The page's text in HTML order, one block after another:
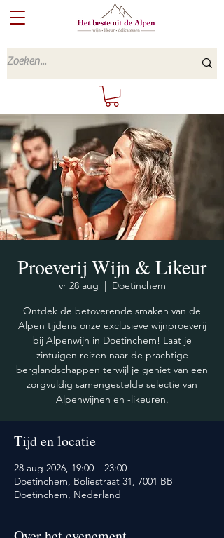
Proeverij Wijn & Likeur
vr 28 aug
  |
Doetinchem
Ontdek de betoverende smaken van de
Alpen tijdens onze exclusieve wijnproeverij
bij Alpenwijn in Doetinchem! Laat je
zintuigen reizen naar de prachtige
berglandschappen terwijl je geniet van een
zorgvuldig samengestelde selectie van
Alpenwijnen en -likeuren.
Tijd en locatie
28 aug 2026, 19:00 – 23:00
Doetinchem, Boliestraat 31, 7001 BB
Doetinchem, Nederland